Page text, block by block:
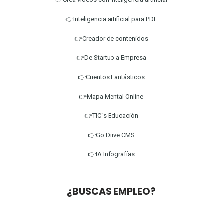
👉Inteligencia artificial para PDF
👉Creador de contenidos
👉De Startup a Empresa
👉Cuentos Fantásticos
👉Mapa Mental Online
👉TIC´s Educación
👉Go Drive CMS
👉IA Infografías
¿BUSCAS EMPLEO?